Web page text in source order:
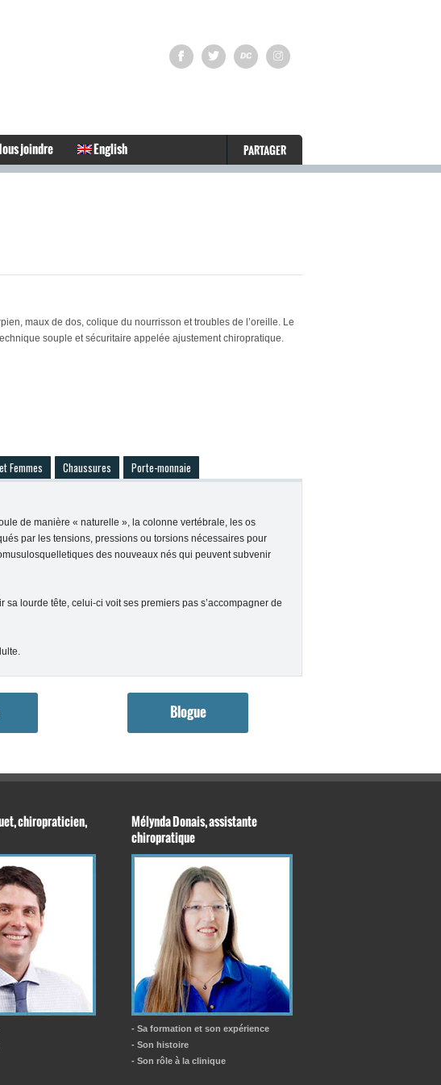
joindre English PARTAGER
maux de dos, colique du nourrisson et troubles de l’oreille. Le
souple et sécuritaire appelée ajustement chiropratique.
Femmes Chaussures Porte-monnaie
de manière « naturelle », la colonne vertébrale, les os
par les tensions, pressions ou torsions nécessaires pour
des nouveaux nés qui peuvent subvenir
lourde tête, celui-ci voit ses premiers pas s’accompagner de
Blogue
chiropraticien,
Mélynda Donais, assistante
chiropratique
- Sa formation et son expérience
- Son histoire
- Son rôle à la clinique